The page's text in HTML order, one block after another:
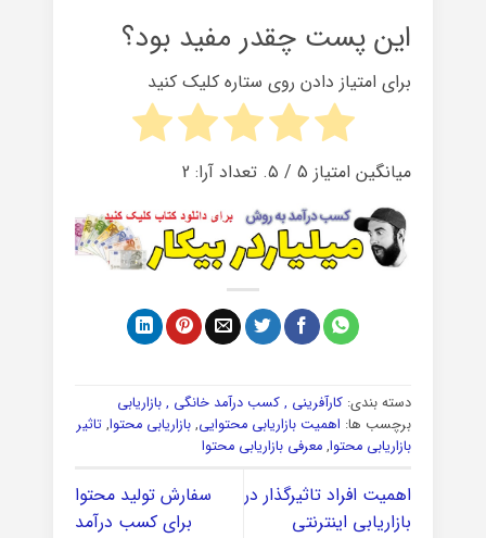
این پست چقدر مفید بود؟
برای امتیاز دادن روی ستاره کلیک کنید
میانگین امتیاز 5/ ۵. تعداد آرا: 2
دسته بندی: کارآفرینی , کسب درآمد خانگی , بازاریابی
برچسب ها: اهمیت بازاریابی محتوایی, بازاریابی محتوا, تاثیر
بازاریابی محتوا, معرفی بازاریابی محتوا
اهمیت افراد تاثیرگذار در
بازاریابی اینترنتی
سفارش تولید محتوا
برای کسب درآمد